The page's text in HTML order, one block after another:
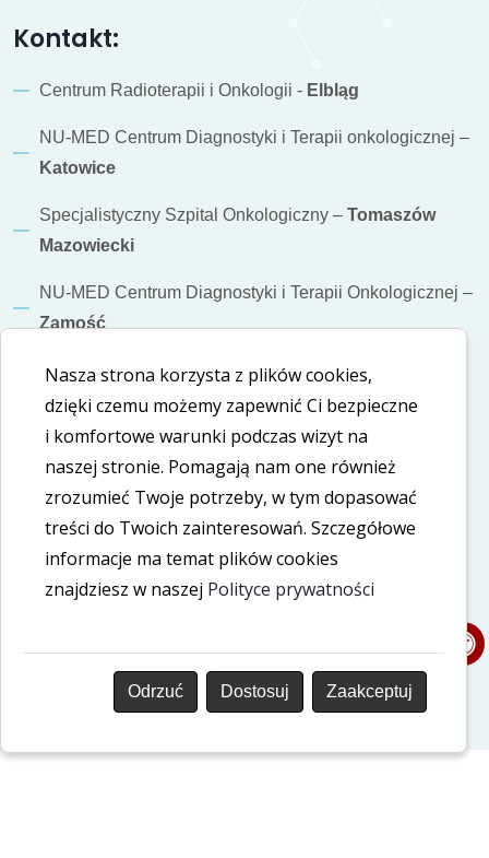
Kontakt:
Centrum Radioterapii i Onkologii - Elbląg
NU-MED Centrum Diagnostyki i Terapii onkologicznej –
Katowice
Specjalistyczny Szpital Onkologiczny – Tomaszów
Mazowiecki
NU-MED Centrum Diagnostyki i Terapii Onkologicznej –
Zamość
Informacje dodatkowe
Polityka cookies
Polityka prywatności
Deklaracja dostępności
Nasze social media
FacebookLinkedIn
Nasza strona korzysta z plików cookies,
dzięki czemu możemy zapewnić Ci bezpieczne
i komfortowe warunki podczas wizyt na
naszej stronie. Pomagają nam one również
zrozumieć Twoje potrzeby, w tym dopasować
treści do Twoich zainteresowań. Szczegółowe
informacje ma temat plików cookies
znajdziesz w naszej Polityce prywatności
Odrzuć Dostosuj Zaakceptuj